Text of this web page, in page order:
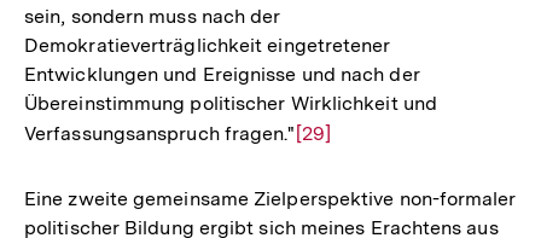
sein, sondern muss nach der
Demokratieverträglichkeit eingetretener
Entwicklungen und Ereignisse und nach der
Übereinstimmung politischer Wirklichkeit und
Verfassungsanspruch fragen." Zur
der
Fußnote
[29]
Eine zweite gemeinsame Zielperspektive non-formaler
politischer Bildung ergibt sich meines Erachtens aus